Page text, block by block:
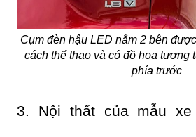
Cụm đèn hậu LED nằm 2 bên
cách thể thao và có đồ họa tương
phía trước
3. Nội thất của mẫu xe